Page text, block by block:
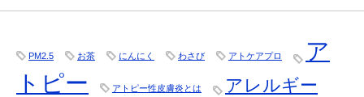
PM2.5 お茶 にんにく わさび アトケアプロ
ア
トピー
アトピー性皮膚炎とは アレルギー